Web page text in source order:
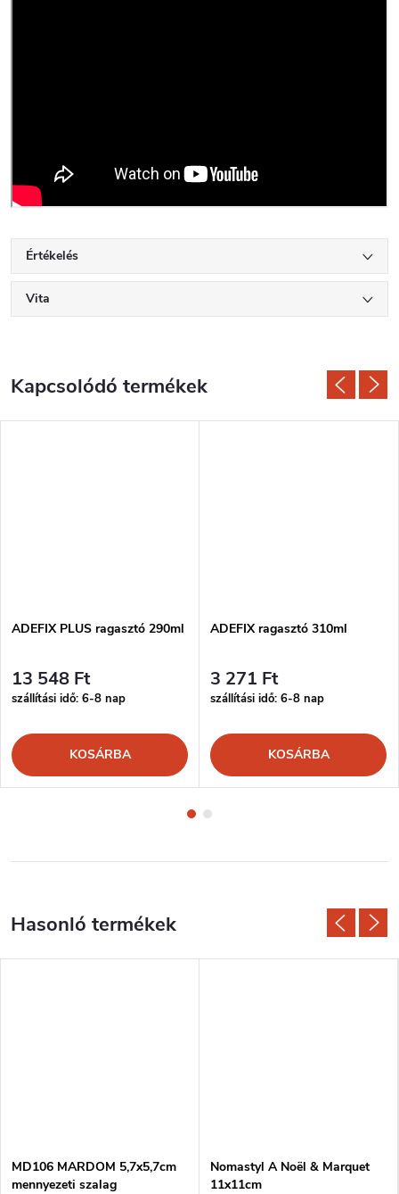
Értékelés
Vita
Kapcsolódó termékek
ADEFIX PLUS ragasztó 290ml
13 548 Ft
szállítási idő: 6-8 nap
KOSÁRBA
ADEFIX ragasztó 310ml
3 271 Ft
szállítási idő: 6-8 nap
KOSÁRBA
MD106 MARDOM 5,7x5,7cm
mennyezeti szalag
Nomastyl A Noël & Marquet
11x11cm